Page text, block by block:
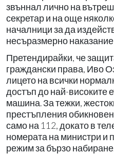
звъннал лично на
секретар и на още
началници за да
несъразмерно
Претендирайки, че
граждански права, Иво
лицето на всички
достъп до най-високите
машина. За тежки,
престъпления
само на 112, докато в
номерата на министри и
режим за бързо